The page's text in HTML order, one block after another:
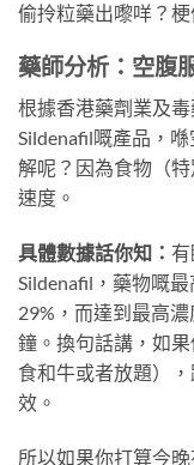
偷拎粒藥出嚟咩？
藥師分析：空腹
根據香港藥劑業及
Sildenafil嘅產品，
解呢？因為食物（
速度。
具體數據話你知：
Sildenafil，藥物嘅
29%，而達到最高
鐘。換句話講，如
食和牛或者放題）
效。
所以如果你打算今